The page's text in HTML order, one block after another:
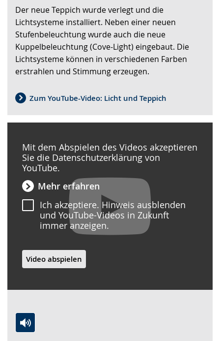
Gebärdensprache
wird
angezeigt.
Der neue Teppich wurde verlegt und die
Lichtsysteme installiert. Neben einer neuen
Stufenbeleuchtung wurde auch die neue
Kuppelbeleuchtung (Cove-Light) eingebaut. Die
Lichtsysteme können in verschiedenen Farben
erstrahlen und Stimmung erzeugen.
Zum YouTube-Video: Licht und Teppich
Mit dem Abspielen des Videos akzeptieren
Sie die Datenschutzerklärung von
YouTube.
Mehr erfahren
Ich akzeptiere. Hinweis ausblenden
und YouTube-Videos in Zukunft
immer anzeigen.
Video abspielen